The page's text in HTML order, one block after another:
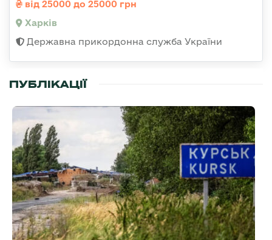
від 25000 до 25000 грн
Харків
Державна прикордонна служба України
ПУБЛІКАЦІЇ